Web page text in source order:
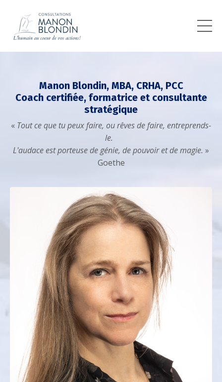
Manon Blondin, MBA, CRHA, PCC
Coach certifiée, formatrice et consultante
stratégique
« Tout ce que tu peux faire, ou rêves de faire, entreprends-
le.
L'audace est porteuse de génie, de pouvoir et de magie. »
Goethe